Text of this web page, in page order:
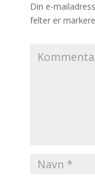
Din e-
felter er